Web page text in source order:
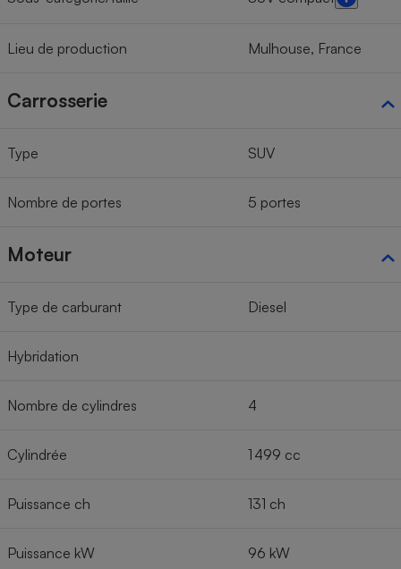
Lieu de production Mulhouse, France
Carrosserie
Type SUV
Nombre de portes 5 portes
Moteur
Type de carburant Diesel
Hybridation
Nombre de cylindres 4
Cylindrée 1 499 cc
Puissance ch 131 ch
Puissance kW 96 kW